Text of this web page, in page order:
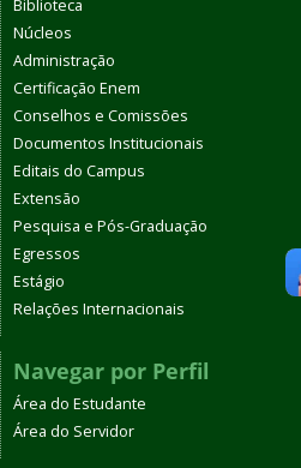
Biblioteca
Núcleos
Administração
Certificação Enem
Conselhos e Comissões
Documentos Institucionais
Editais do Campus
Extensão
Pesquisa e Pós-Graduação
Egressos
Estágio
Relações Internacionais
Navegar por Perfil
Área do Estudante
Área do Servidor